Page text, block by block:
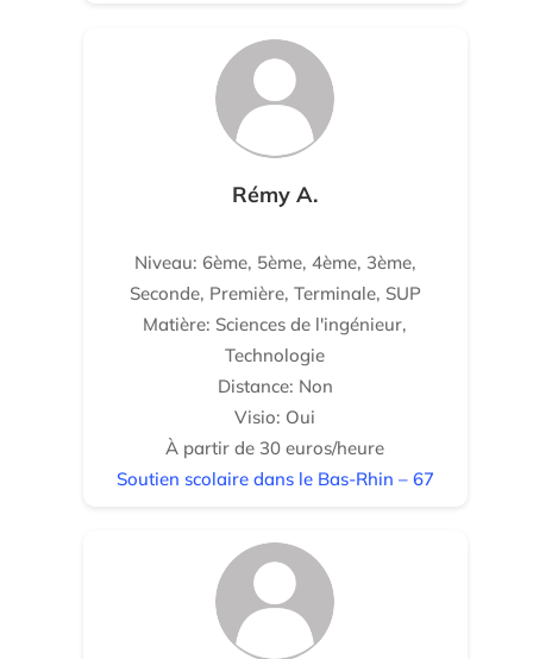
Rémy A.
Niveau: 6ème, 5ème, 4ème, 3ème,
Seconde, Première, Terminale, SUP
Matière: Sciences de l'ingénieur,
Technologie
Distance: Non
Visio: Oui
À partir de 30 euros/heure
Soutien scolaire dans le Bas-Rhin – 67